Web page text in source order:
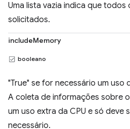
Uma lista vazia indica que
solicitados.
includeMemory
booleano
"True" se for necessário um uso
A coleta de informações sobre
um uso extra da CPU e só deve
necessário.